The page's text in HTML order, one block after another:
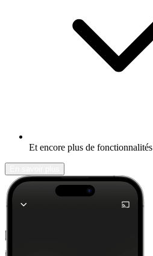
Et encore plus de fonctionnalités